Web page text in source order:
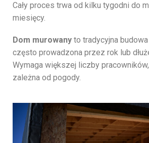
Cały proces trwa od kilku tygodni do
miesięcy.
Dom murowany to tradycyjna
często prowadzona przez rok lub
Wymaga większej liczby
zależna od pogody.